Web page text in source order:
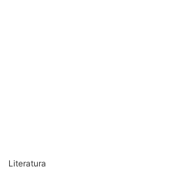
Literatura